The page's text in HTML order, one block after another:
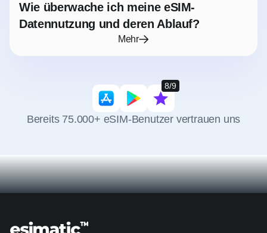
Wie überwache ich meine eSIM-
Datennutzung und deren Ablauf?
Mehr
8/9
Bereits 75.000+ eSIM-Benutzer vertrauen uns